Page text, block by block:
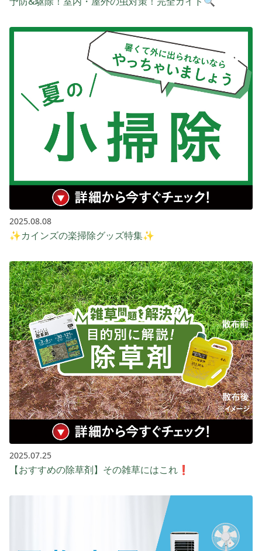
2025.08.08
✨カインズの楽掃除グッズ特集✨
2025.07.25
【おすすめの除草剤】その雑草にはこれ❗